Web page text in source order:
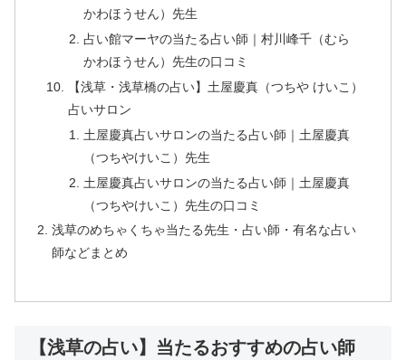
かわほうせん）先生
占い館マーヤの当たる占い師｜村川峰千（むら
かわほうせん）先生の口コミ
【浅草・浅草橋の占い】土屋慶真（つちや けいこ）
占いサロン
土屋慶真占いサロンの当たる占い師｜土屋慶真
（つちやけいこ）先生
土屋慶真占いサロンの当たる占い師｜土屋慶真
（つちやけいこ）先生の口コミ
浅草のめちゃくちゃ当たる先生・占い師・有名な占い
師などまとめ
【浅草の占い】当たるおすすめの占い師